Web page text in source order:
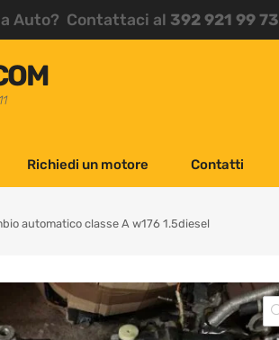
Auto? Contattaci al 392 921 99 73
Richiedi un motore Contatti
automatico classe A w176 1.5diesel